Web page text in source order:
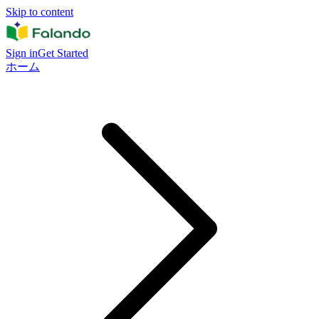
Skip to content
Sign inGet Started
ホーム